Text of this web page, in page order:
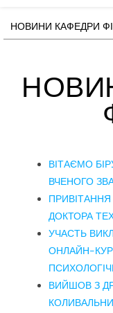
НОВИНИ КАФЕДРИ
ВІТАЄМО
ВЧЕНОГО
ДОКТОРА
УЧАСТЬ
ОНЛАЙН-
ВИЙШОВ З